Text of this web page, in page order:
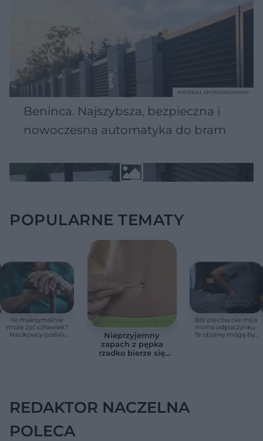
Beninca. Najszybsza, bezpieczna i
nowoczesna automatyka do bram
MATERIAŁ SPONSOROWANY
POPULARNE TEMATY
Ile maksymalnie
może żyć człowiek?
Naukowcy podali
Nieprzyjemny
zapach z pępka
rzadko bierze się
Ból pleców nie mija
mimo odpoczynku.
Te objawy mogą być
REDAKTOR NACZELNA
POLECA